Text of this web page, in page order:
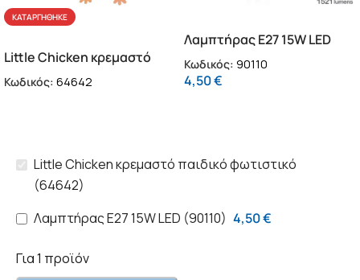
ΚΑΤΑΡΓΉΘΗΚΕ
Little Chicken κρεμαστό
παιδικό φωτιστικό (64642)
Κωδικός: 64642
Λαμπτήρας Ε27 15W LED
(90110)
Κωδικός: 90110
4,50€
Little Chicken κρεμαστό παιδικό φωτιστικό
(64642)
Λαμπτήρας Ε27 15W LED (90110) 4,50€
Για 1 προϊόν